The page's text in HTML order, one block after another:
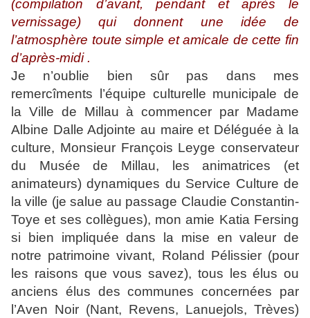
(compilation d’avant, pendant et après le
vernissage) qui donnent une idée de
l’atmosphère toute simple et amicale de cette fin
d’après-midi .
Je n’oublie bien sûr pas dans mes
remercîments l’équipe culturelle municipale de
la Ville de Millau à commencer par Madame
Albine Dalle Adjointe au maire et Déléguée à la
culture, Monsieur François Leyge conservateur
du Musée de Millau, les animatrices (et
animateurs) dynamiques du Service Culture de
la ville (je salue au passage Claudie Constantin-
Toye et ses collègues), mon amie Katia Fersing
si bien impliquée dans la mise en valeur de
notre patrimoine vivant, Roland Pélissier (pour
les raisons que vous savez), tous les élus ou
anciens élus des communes concernées par
l’Aven Noir (Nant, Revens, Lanuejols, Trèves)